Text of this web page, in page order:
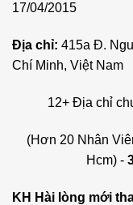
17/04/2015
Địa chỉ: 415a Đ.
Chí Minh, Việt Nam
12+ Địa chỉ
(Hơn 20 Nhân
Hcm) -
KH Hài lòng mới